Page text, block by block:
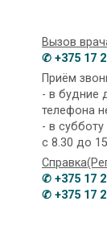
Вызов
✆ +375 17
Приём
- в будние
телефона
- в
с 8.30 до
✆ +375 17
✆ +375 17